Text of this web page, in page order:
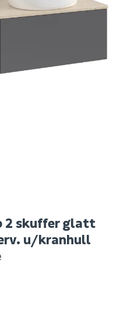
bokhylle eik
2 skuffer glatt
u/kranhull